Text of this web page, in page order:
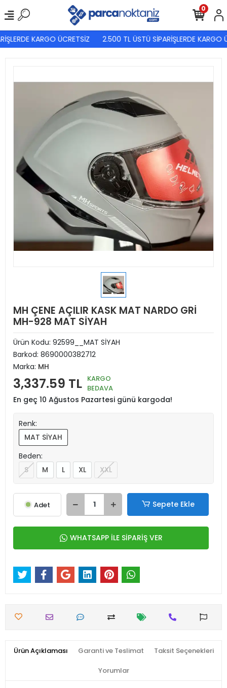
KARGO ÜCRETSİZ 2.500 TL ÜSTÜ SİPARİŞLERDE KARGO
0
MH ÇENE AÇILIR KASK MAT NARDO GRİ
MH-928 MAT SİYAH
Ürün Kodu: 92599__MAT SİYAH
Barkod: 8690000382712
Marka: MH
3,337.59 TL KARGO
BEDAVA
En geç 10 Ağustos Pazartesi günü kargoda!
Renk:
MAT SİYAH
Beden:
S
M L XL XXL
Adet Sepete Ekle
WHATSAPP İLE SİPARİŞ VER
Ürün Açıklaması Garanti ve Teslimat Taksit Seçenekleri
Yorumlar